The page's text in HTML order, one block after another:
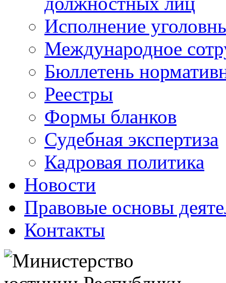
Исполнение
Международное
Бюллетень
Реестры
Формы бланков
Судебная экспертиза
Кадровая политика
Новости
Правовые основы
Контакты